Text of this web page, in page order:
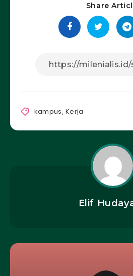
Share
kampus,Kerja
Elif